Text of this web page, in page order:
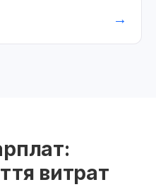
→
витрат